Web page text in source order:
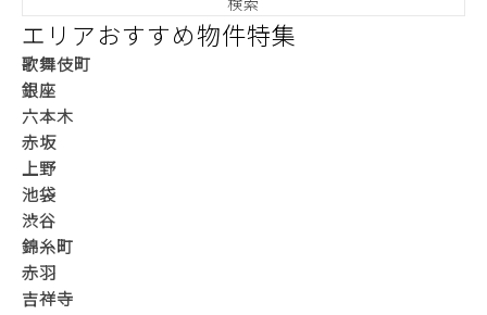
エリアおすすめ物件特集
歌舞伎町
銀座
六本木
赤坂
上野
池袋
渋谷
錦糸町
赤羽
吉祥寺